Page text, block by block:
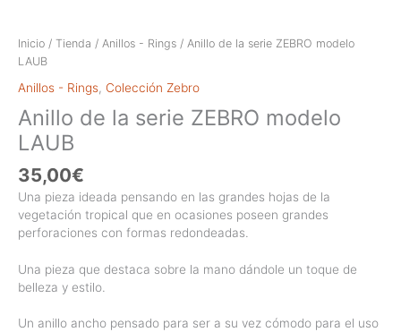
Inicio / Tienda / Anillos - Rings / Anillo de la serie ZEBRO modelo
LAUB
Anillos - Rings Colección Zebro
Anillo de la serie ZEBRO modelo
LAUB
35,00€
Una pieza ideada pensando en las grandes hojas de la
vegetación tropical que en ocasiones poseen grandes
perforaciones con formas redondeadas.
Una pieza que destaca sobre la mano dándole un toque de
belleza y estilo.
Un anillo ancho pensado para ser a su vez cómodo para el uso